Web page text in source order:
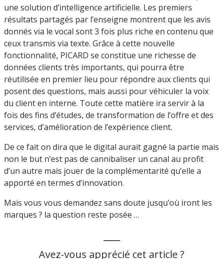
une solution d’intelligence artificielle. Les premiers
résultats partagés par l’enseigne montrent que les avis
donnés via le vocal sont 3 fois plus riche en contenu que
ceux transmis via texte. Grâce à cette nouvelle
fonctionnalité, PICARD se constitue une richesse de
données clients très importants, qui pourra être
réutilisée en premier lieu pour répondre aux clients qui
posent des questions, mais aussi pour véhiculer la voix
du client en interne. Toute cette matière ira servir à la
fois des fins d’études, de transformation de l’offre et des
services, d’amélioration de l’expérience client.
De ce fait on dira que le digital aurait gagné la partie mais
non le but n’est pas de cannibaliser un canal au profit
d’un autre mais jouer de la complémentarité qu’elle a
apporté en termes d’innovation.
Mais vous vous demandez sans doute jusqu’où iront les
marques ? la question reste posée …
Avez-vous apprécié cet article ?